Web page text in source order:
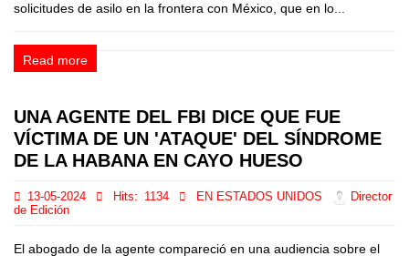
solicitudes de asilo en la frontera con México, que en lo...
Read more
UNA AGENTE DEL FBI DICE QUE FUE
VÍCTIMA DE UN 'ATAQUE' DEL SÍNDROME
DE LA HABANA EN CAYO HUESO
13-05-2024 Hits: 1134 EN ESTADOS UNIDOS
Director
de Edición
El abogado de la agente compareció en una audiencia sobre el